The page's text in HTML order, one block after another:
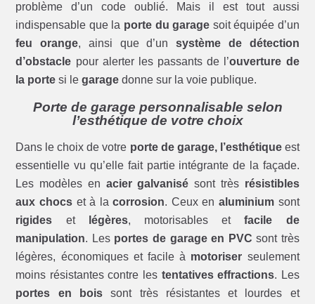
problème d’un code oublié. Mais il est tout aussi
indispensable que la porte du garage soit équipée d’un
feu orange, ainsi que d’unsystème de détection
d’obstacle pour alerter les passants de l’ouverture de
la porte si legarage donne sur la voie publique.
Porte de garage personnalisable selon
l’esthétique de votre choix
Dans le choix de votre porte de garage, l’esthétiqueest
essentielle vu qu’elle fait partie intégrante de la façade.
Les modèles en acier galvanisé sont très résistibles
aux chocset à lacorrosion. Ceux enaluminium sont
rigides et légères, motorisables etfacile de
manipulation. Les portes de garage en PVC sont très
légères, économiques et facile à motoriser seulement
moins résistantes contre les tentatives effractions. Les
portes en boissont très résistantes et lourdes et